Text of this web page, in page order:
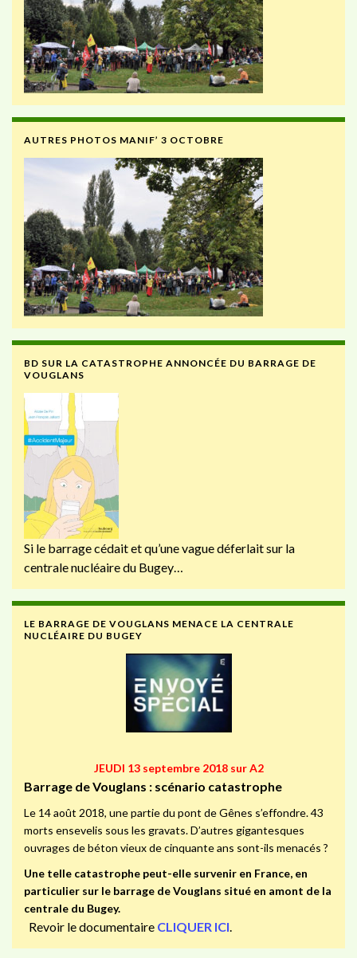
AUTRES PHOTOS MANIF’ 3 OCTOBRE
BD SUR LA CATASTROPHE ANNONCÉE DU BARRAGE DE
VOUGLANS
Si le barrage cédait et qu’une vague déferlait sur la
centrale nucléaire du Bugey…
LE BARRAGE DE VOUGLANS MENACE LA CENTRALE
NUCLÉAIRE DU BUGEY
JEUDI 13 septembre 2018 sur A2
Barrage de Vouglans : scénario catastrophe
Le 14 août 2018, une partie du pont de Gênes s’effondre. 43
morts ensevelis sous les gravats. D’autres gigantesques
ouvrages de béton vieux de cinquante ans sont-ils menacés ?
Une telle catastrophe peut-elle survenir en France, en
particulier sur le barrage de Vouglans situé en amont de la
centrale du Bugey.
Revoir le documentaire CLIQUER ICI.